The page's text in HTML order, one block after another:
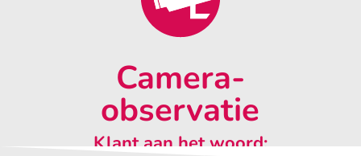
Camera-
observatie
Klant aan het woord: